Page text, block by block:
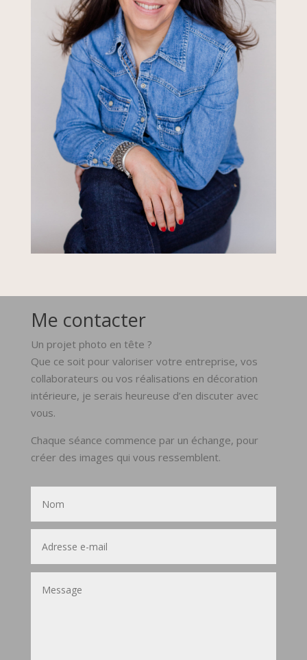
Me contacter
Un projet photo en tête ?
Que ce soit pour valoriser votre entreprise, vos
collaborateurs ou vos réalisations en décoration
intérieure, je serais heureuse d’en discuter avec
vous.
Chaque séance commence par un échange, pour
créer des images qui vous ressemblent.